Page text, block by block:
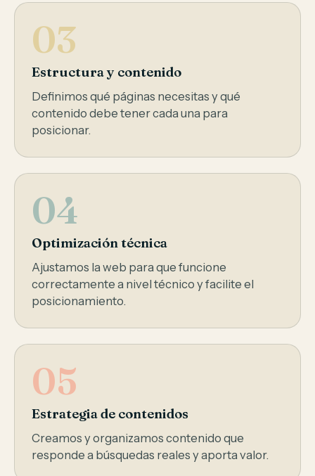
03
Estructura y contenido
Definimos qué páginas necesitas y qué
contenido debe tener cada una para
posicionar.
04
Optimización técnica
Ajustamos la web para que funcione
correctamente a nivel técnico y facilite el
posicionamiento.
05
Estrategia de contenidos
Creamos y organizamos contenido que
responde a búsquedas reales y aporta valor.